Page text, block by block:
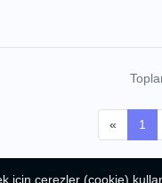
« 1
için çerezler (cookie)